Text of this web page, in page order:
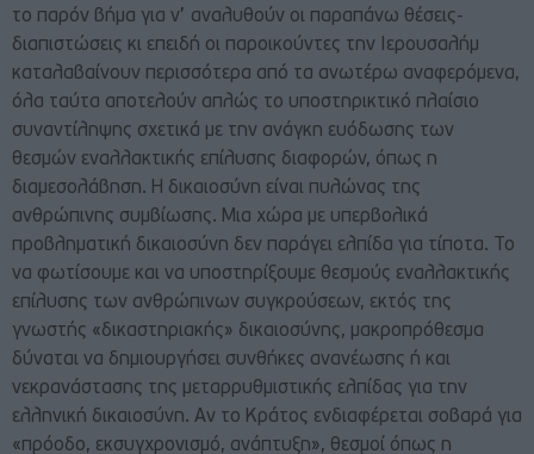
το παρόν βήμα για ν’ αναλυθούν οι παραπάνω θέσεις-
διαπιστώσεις κι επειδή οι παροικούντες την Ιερουσαλήμ
καταλαβαίνουν περισσότερα από τα ανωτέρω αναφερόμενα,
όλα ταύτα αποτελούν απλώς το υποστηρικτικό πλαίσιο
συναντίληψης σχετικά με την ανάγκη ευόδωσης των
θεσμών εναλλακτικής επίλυσης διαφορών, όπως η
διαμεσολάβηση. Η δικαιοσύνη είναι πυλώνας της
ανθρώπινης συμβίωσης. Μια χώρα με υπερβολικά
προβληματική δικαιοσύνη δεν παράγει ελπίδα για τίποτα. Το
να φωτίσουμε και να υποστηρίξουμε θεσμούς εναλλακτικής
επίλυσης των ανθρώπινων συγκρούσεων, εκτός της
γνωστής «δικαστηριακής» δικαιοσύνης, μακροπρόθεσμα
δύναται να δημιουργήσει συνθήκες ανανέωσης ή και
νεκρανάστασης της μεταρρυθμιστικής ελπίδας για την
ελληνική δικαιοσύνη. Αν το Κράτος ενδιαφέρεται σοβαρά για
«πρόοδο, εκσυγχρονισμό, ανάπτυξη», θεσμοί όπως η